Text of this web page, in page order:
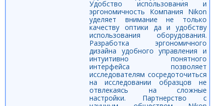
Удобство использования и
эргономичность Компания Nikon
уделяет внимание не только
качеству оптики да и удобству
использования оборудования.
Разработка эргономичного
дизайна удобного управления и
интуитивно понятного
интерфейса позволяет
исследователям сосредоточиться
на исследовании образцов не
отвлекаясь на сложные
настройки. Партнерство с